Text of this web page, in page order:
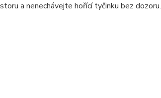
a nenechávejte hořící tyčinku bez dozoru.